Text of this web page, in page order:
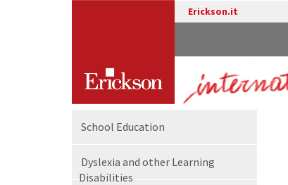
Erickson.it
School Education
Dyslexia and other Learning
Disabilities